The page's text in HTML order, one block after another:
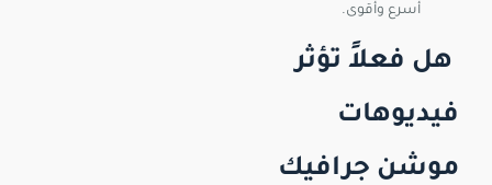
أسرع وأقوى.
هل فعلاً تؤثر
فيديوهات
موشن جرافيك